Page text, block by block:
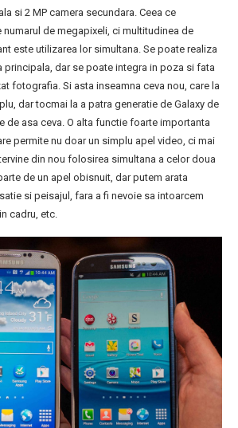
si 2 MP camera secundara. Ceea ce
de megapixeli, ci multitudinea de
este utilizarea lor simultana. Se poate realiza
dar se poate integra in poza si fata
fotografia. Si asta inseamna ceva nou, care la
dar tocmai la a patra generatie de Galaxy de
de asa ceva. O alta functie foarte importanta
permite nu doar un simplu apel video, ci mai
din nou folosirea simultana a celor doua
de un apel obisnuit, dar putem arata
si peisajul, fara a fi nevoie sa intoarcem
cadru, etc.